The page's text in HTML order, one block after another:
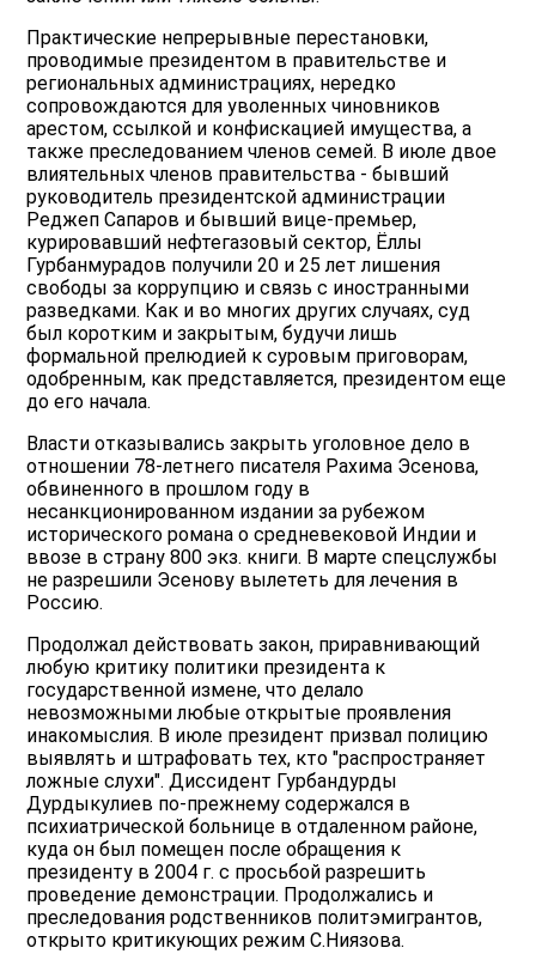
Практические непрерывные перестановки,
проводимые президентом в правительстве и
региональных администрациях, нередко
сопровождаются для уволенных чиновников
арестом, ссылкой и конфискацией имущества, а
также преследованием членов семей. В июле двое
влиятельных членов правительства - бывший
руководитель президентской администрации
Реджеп Сапаров и бывший вице-премьер,
курировавший нефтегазовый сектор, Ёллы
Гурбанмурадов получили 20 и 25 лет лишения
свободы за коррупцию и связь с иностранными
разведками. Как и во многих других случаях, суд
был коротким и закрытым, будучи лишь
формальной прелюдией к суровым приговорам,
одобренным, как представляется, президентом еще
до его начала.
Власти отказывались закрыть уголовное дело в
отношении 78-летнего писателя Рахима Эсенова,
обвиненного в прошлом году в
несанкционированном издании за рубежом
исторического романа о средневековой Индии и
ввозе в страну 800 экз. книги. В марте спецслужбы
не разрешили Эсенову вылететь для лечения в
Россию.
Продолжал действовать закон, приравнивающий
любую критику политики президента к
государственной измене, что делало
невозможными любые открытые проявления
инакомыслия. В июле президент призвал полицию
выявлять и штрафовать тех, кто "распространяет
ложные слухи". Диссидент Гурбандурды
Дурдыкулиев по-прежнему содержался в
психиатрической больнице в отдаленном районе,
куда он был помещен после обращения к
президенту в 2004 г. с просьбой разрешить
проведение демонстрации. Продолжались и
преследования родственников политэмигрантов,
открыто критикующих режим С.Ниязова.